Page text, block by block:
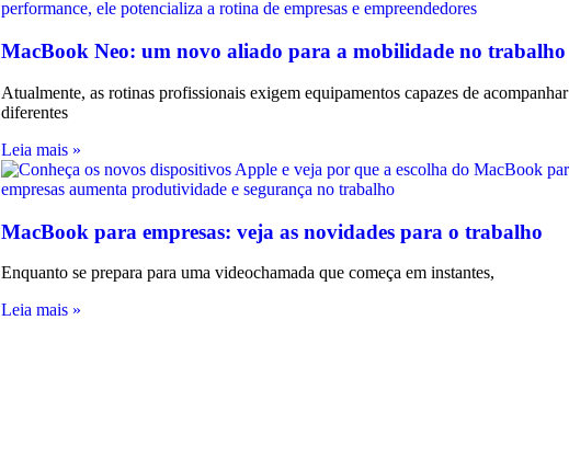
MacBook Neo: um novo aliado para a mobilidade no trabalho
Atualmente, as rotinas profissionais exigem equipamentos capazes de acompanhar
diferentes
Leia mais »
MacBook para empresas: veja as novidades para o trabalho
Enquanto se prepara para uma videochamada que começa em instantes,
Leia mais »